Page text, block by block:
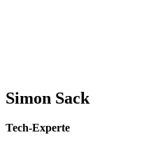
Simon Sack
Tech-Experte